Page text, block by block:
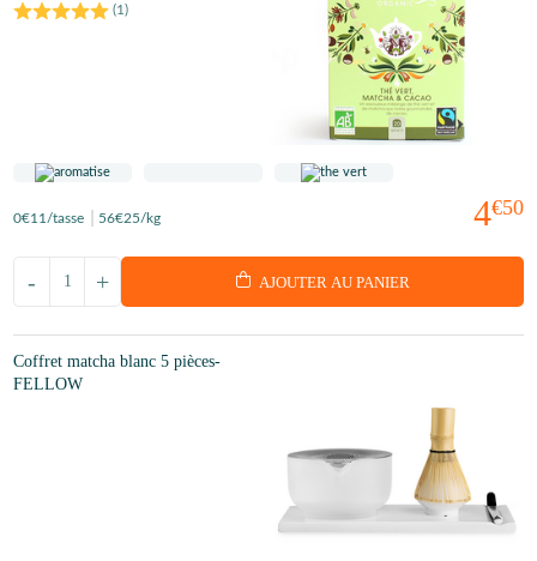
(1)
4€50
0€11 /tasse 56€25/kg
+
- AJOUTER AU PANIER
Coffret matcha blanc 5 pièces-
FELLOW